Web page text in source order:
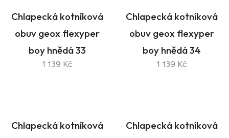
Chlapecká kotníková
obuv geox flexyper
boy hnědá 33
1 139 Kč
Chlapecká kotníková
obuv geox flexyper
boy hnědá 34
1 139 Kč
Chlapecká kotníková
Chlapecká kotníková